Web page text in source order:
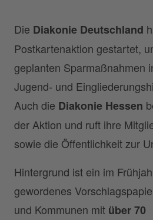
Die Diakonie Deutschland
Postkartenaktion gestartet,
geplanten Sparmaßnahmen
Jugend‑ und
Auch die Diakonie Hessen
der Aktion und ruft ihre
sowie die Öffentlichkeit zur
Hintergrund ist ein im
gewordenes
und Kommunen mit über 70